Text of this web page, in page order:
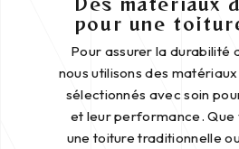
pour une
Pour assurer la durabilité
nous utilisons des
sélectionnés avec soin
et leur performance. Que
une toiture traditionnelle